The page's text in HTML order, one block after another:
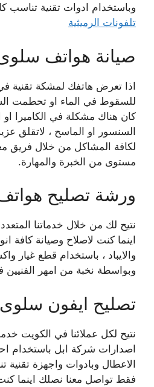
وباستخدام ادوات تقنية تناسب
تلفونات الرميثية
صيانة هواتف
اذا تعرض هاتفك لمشكة تقنية
للسقوط في الماء او تحطمت
كان هناك مشكلة في الكاميرا او
السنسور او الماسح ، لاتقلق
لكافة المشاكل من خلال فريق
مستوى من الخبرة والمهارة.
ورشة تصليح
نتيح لك من خلال خدماتنا
اينما كنت لاصلاح وصيانة كافة
والايباد ، باستخدام قطع غيار
وبواسطة نخبة من امهر الفنيين
تصليح ايفون سلوى
نتيح لكل عملائنا في الكويت
اصدارات شركة ابل باستخدام
الاعطال وبادوات واجهزة تقنية
فقط تواصل معنا نصلك اينما كنت